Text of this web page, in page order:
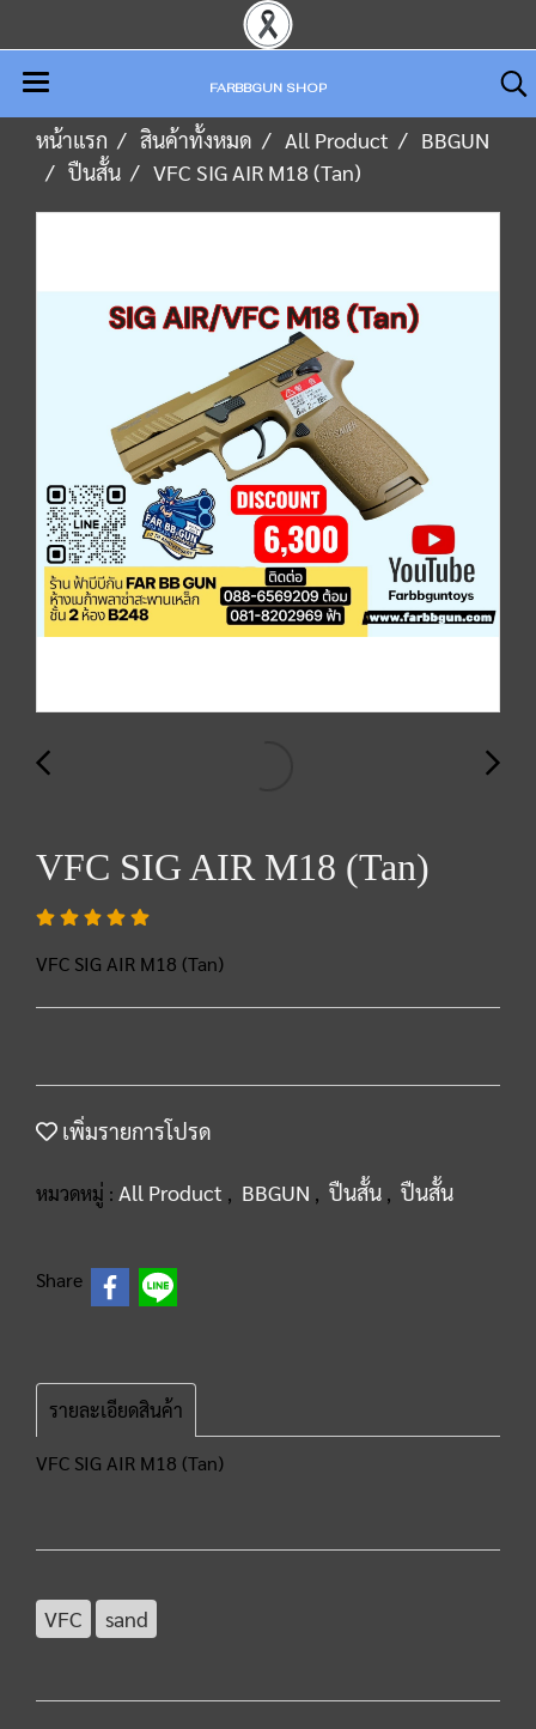
FARBBGUN SHOP
หน้าแรก สินค้าทั้งหมด All Product
BBGUN
ปืนสั้น
VFC SIG AIR M18 (Tan)
VFC SIG AIR M18 (Tan)
VFC SIG AIR M18 (Tan)
เพิ่มรายการโปรด
หมวดหมู่ : All Product , BBGUN , ปืนสั้น , ปืนสั้น
Share
รายละเอียดสินค้า
VFC SIG AIR M18 (Tan)
VFC sand